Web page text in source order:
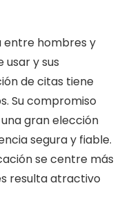
entre hombres y
usar y sus
de citas tiene
Su compromiso
gran elección
segura y fiable.
se centre más
resulta atractivo